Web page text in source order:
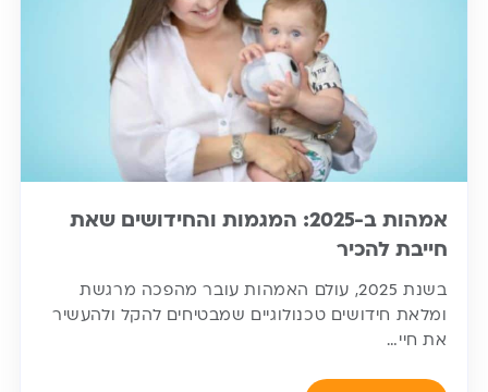
אמהות ב-2025: המגמות והחידושים שאת
חייבת להכיר
בשנת 2025, עולם האמהות עובר מהפכה מרגשת
ומלאת חידושים טכנולוגיים שמבטיחים להקל ולהעשיר
את חיי…